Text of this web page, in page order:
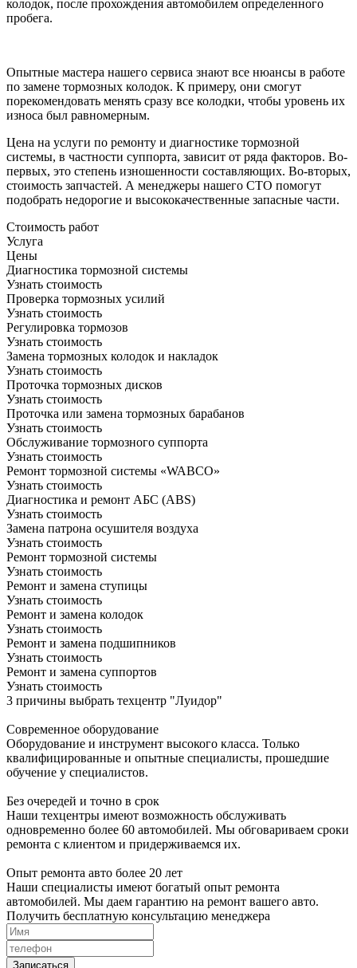
колодок, после прохождения автомобилем определенного
пробега.
Опытные мастера нашего сервиса знают все нюансы в работе
по замене тормозных колодок. К примеру, они смогут
порекомендовать менять сразу все колодки, чтобы уровень их
износа был равномерным.
Цена на услуги по ремонту и диагностике тормозной
системы, в частности суппорта, зависит от ряда факторов. Во-
первых, это степень изношенности составляющих. Во-вторых,
стоимость запчастей. А менеджеры нашего СТО помогут
подобрать недорогие и высококачественные запасные части.
Стоимость работ
Услуга
Цены
Диагностика тормозной системы
Узнать стоимость
Проверка тормозных усилий
Узнать стоимость
Регулировка тормозов
Узнать стоимость
Замена тормозных колодок и накладок
Узнать стоимость
Проточка тормозных дисков
Узнать стоимость
Проточка или замена тормозных барабанов
Узнать стоимость
Обслуживание тормозного суппорта
Узнать стоимость
Ремонт тормозной системы «WABCO»
Узнать стоимость
Диагностика и ремонт АБС (ABS)
Узнать стоимость
Замена патрона осушителя воздуха
Узнать стоимость
Ремонт тормозной системы
Узнать стоимость
Ремонт и замена ступицы
Узнать стоимость
Ремонт и замена колодок
Узнать стоимость
Ремонт и замена подшипников
Узнать стоимость
Ремонт и замена суппортов
Узнать стоимость
3 причины выбрать техцентр "Луидор"
Современное оборудование
Оборудование и инструмент высокого класса. Только
квалифицированные и опытные специалисты, прошедшие
обучение у специалистов.
Без очередей и точно в срок
Наши техцентры имеют возможность обслуживать
одновременно более 60 автомобилей. Мы обговариваем сроки
ремонта с клиентом и придерживаемся их.
Опыт ремонта авто более 20 лет
Наши специалисты имеют богатый опыт ремонта
автомобилей. Мы даем гарантию на ремонт вашего авто.
Получить бесплатную консультацию менеджера